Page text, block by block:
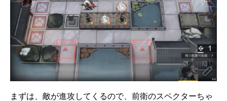
まずは、敵が進攻してくるので、前衛のスペクターちゃ